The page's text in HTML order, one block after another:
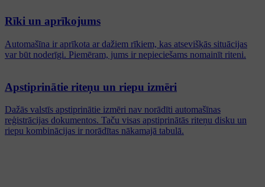
Rīki un aprīkojums
Automašīna ir aprīkota ar dažiem rīkiem, kas atsevišķās situācijas
var būt noderīgi. Piemēram, jums ir nepieciešams nomainīt riteni.
Apstiprinātie riteņu un riepu izmēri
Dažās valstīs apstiprinātie izmēri nav norādīti automašīnas
reģistrācijas dokumentos. Taču visas apstiprinātās riteņu disku un
riepu kombinācijas ir norādītas nākamajā tabulā.